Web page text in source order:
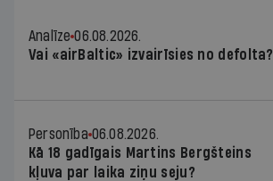
Analīze 06.08.2026.
Vai «airBaltic» izvairīsies no defolta?
Personība 06.08.2026.
Kā 18 gadīgais Martins Bergšteins
kļuva par laika ziņu seju?